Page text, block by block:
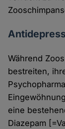
Während
bestreiten,
eine
Diazepam